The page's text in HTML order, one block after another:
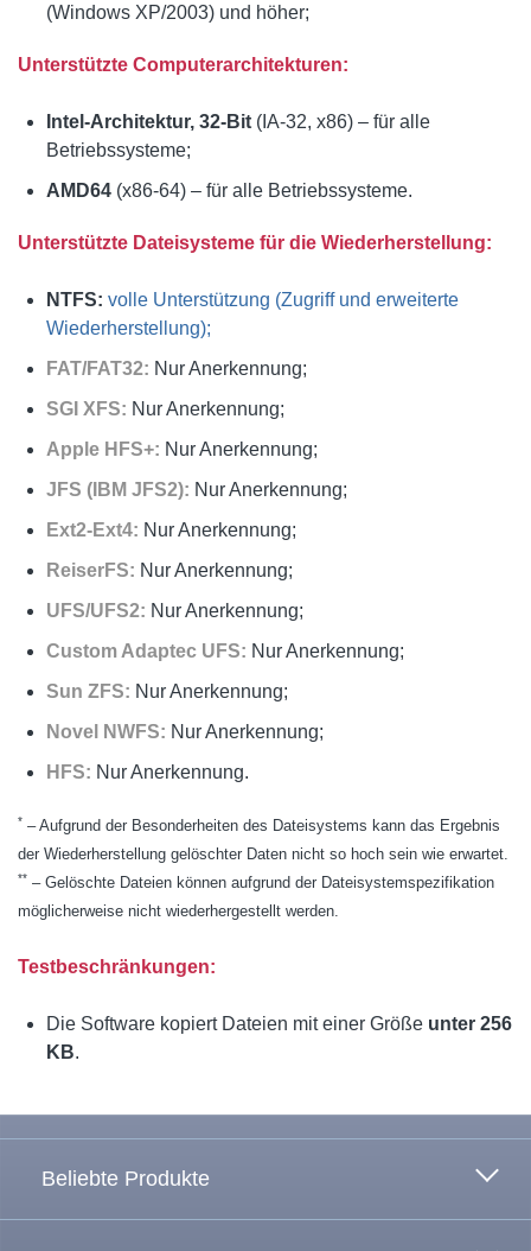
(Windows XP/2003) und höher;
Unterstützte Computerarchitekturen:
Intel-Architektur, 32-Bit (IA-32, x86) – für alle
Betriebssysteme;
AMD64 (x86-64) – für alle Betriebssysteme.
Unterstützte Dateisysteme für die Wiederherstellung:
NTFS: volle Unterstützung (Zugriff und erweiterte
Wiederherstellung);
FAT/FAT32: Nur Anerkennung;
SGI XFS: Nur Anerkennung;
Apple HFS+: Nur Anerkennung;
JFS (IBM JFS2): Nur Anerkennung;
Ext2-Ext4: Nur Anerkennung;
ReiserFS: Nur Anerkennung;
UFS/UFS2: Nur Anerkennung;
Custom Adaptec UFS: Nur Anerkennung;
Sun ZFS: Nur Anerkennung;
Novel NWFS: Nur Anerkennung;
HFS: Nur Anerkennung.
* – Aufgrund der Besonderheiten des Dateisystems kann das Ergebnis
der Wiederherstellung gelöschter Daten nicht so hoch sein wie erwartet.
** – Gelöschte Dateien können aufgrund der Dateisystemspezifikation
möglicherweise nicht wiederhergestellt werden.
Testbeschränkungen:
Die Software kopiert Dateien mit einer Größe unter 256
KB.
Beliebte Produkte